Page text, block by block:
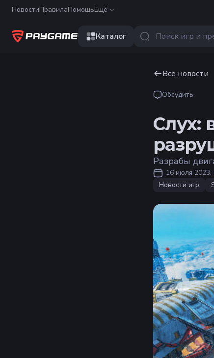
НовостиПравилаПомощьЕщё
Каталог
Все новости
Обсудить
Слух:
Разрабы
16 июля 2023,
Новости игр